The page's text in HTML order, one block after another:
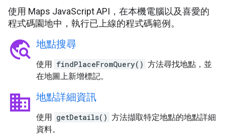
使用 Maps JavaScript API，在本機電腦以及喜愛的
程式碼園地中，執行已上線的程式碼範例。
travel_explore 地點搜尋
使用 findPlaceFromQuery() 方法尋找地點，並
在地圖上新增標記。
business 地點詳細資訊
使用 getDetails() 方法擷取特定地點的地點詳細
資料。